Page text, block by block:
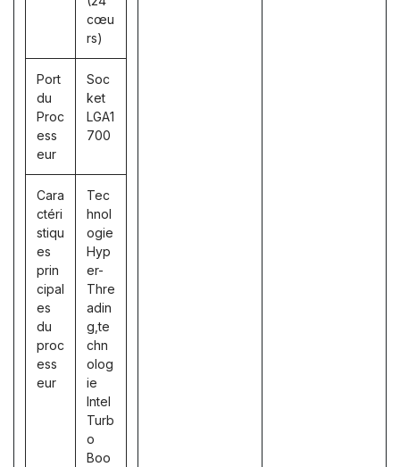
cœu
rs)
Port
du
Proc
ess
eur
Soc
ket
LGA1
700
Cara
ctéri
stiqu
es
prin
cipal
es
du
proc
ess
eur
Tec
hnol
ogie
Hyp
er-
Thre
adin
g,te
chn
olog
ie
Intel
Turb
o
Boo